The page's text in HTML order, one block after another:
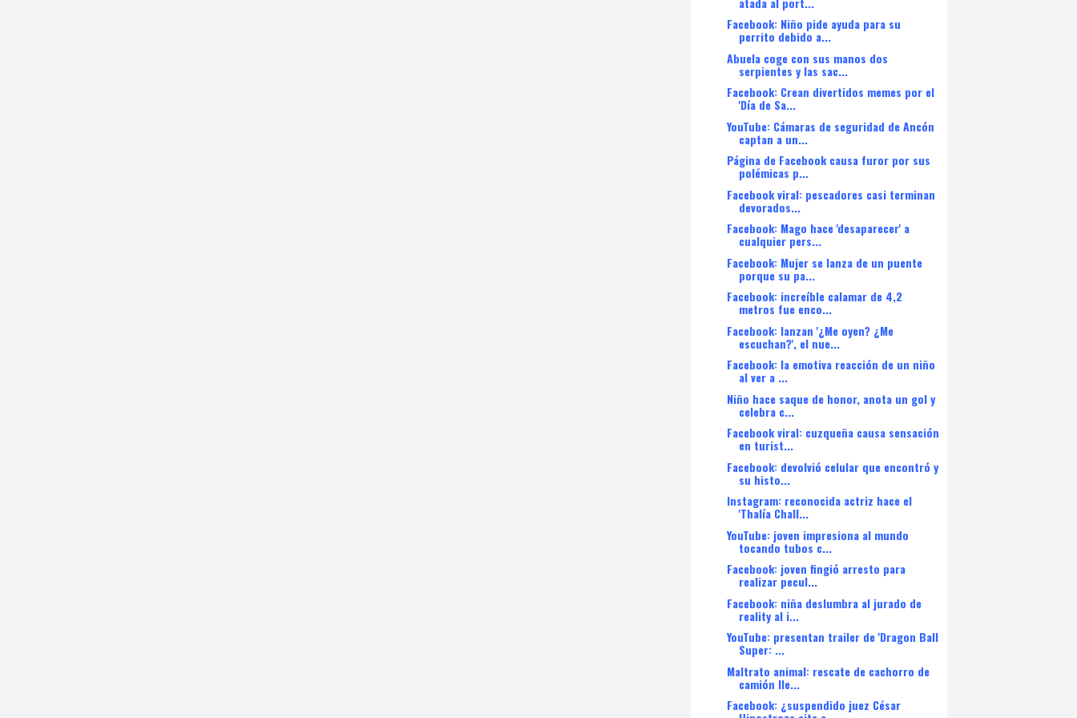
Facebook: Niño pide ayuda para su
perrito debido a...
Abuela coge con sus manos dos
serpientes y las sac...
Facebook: Crean divertidos memes por el
'Día de Sa...
YouTube: Cámaras de seguridad de Ancón
captan a un...
Página de Facebook causa furor por sus
polémicas p...
Facebook viral: pescadores casi terminan
devorados...
Facebook: Mago hace 'desaparecer' a
cualquier pers...
Facebook: Mujer se lanza de un puente
porque su pa...
Facebook: increíble calamar de 4,2
metros fue enco...
Facebook: lanzan '¿Me oyen? ¿Me
escuchan?', el nue...
Facebook: la emotiva reacción de un niño
al ver a ...
Niño hace saque de honor, anota un gol y
celebra c...
Facebook viral: cuzqueña causa sensación
en turist...
Facebook: devolvió celular que encontró y
su histo...
Instagram: reconocida actriz hace el
'Thalía Chall...
YouTube: joven impresiona al mundo
tocando tubos c...
Facebook: joven fingió arresto para
realizar pecul...
Facebook: niña deslumbra al jurado de
reality al i...
YouTube: presentan trailer de 'Dragon Ball
Super: ...
Maltrato animal: rescate de cachorro de
camión lle...
Facebook: ¿suspendido juez César